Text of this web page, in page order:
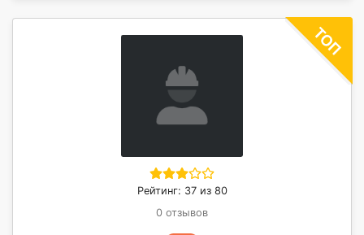
Рейтинг: 37 из 80
0 отзывов